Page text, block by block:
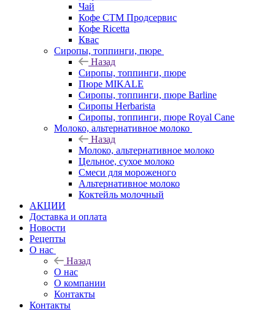
Чай
Кофе СТМ Продсервис
Кофе Ricetta
Квас
Сиропы, топпинги, пюре
Назад
Сиропы, топпинги, пюре
Пюре MIKALE
Сиропы, топпинги, пюре Barline
Сиропы Herbarista
Сиропы, топпинги, пюре Royal Cane
Молоко, альтернативное молоко
Назад
Молоко, альтернативное молоко
Цельное, сухое молоко
Смеси для мороженого
Альтернативное молоко
Коктейль молочный
АКЦИИ
Доставка и оплата
Новости
Рецепты
О нас
Назад
О нас
О компании
Контакты
Контакты